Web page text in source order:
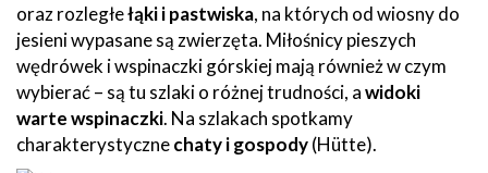
oraz rozległełąki i pastwiska, na których od wiosny do
jesieni wypasane są zwierzęta. Miłośnicy pieszych
wędrówek i wspinaczki górskiej mają również w czym
wybierać – są tu szlaki o różnej trudności, awidoki
warte wspinaczki. Na szlakach spotkamy
charakterystycznechaty i gospody(Hütte).